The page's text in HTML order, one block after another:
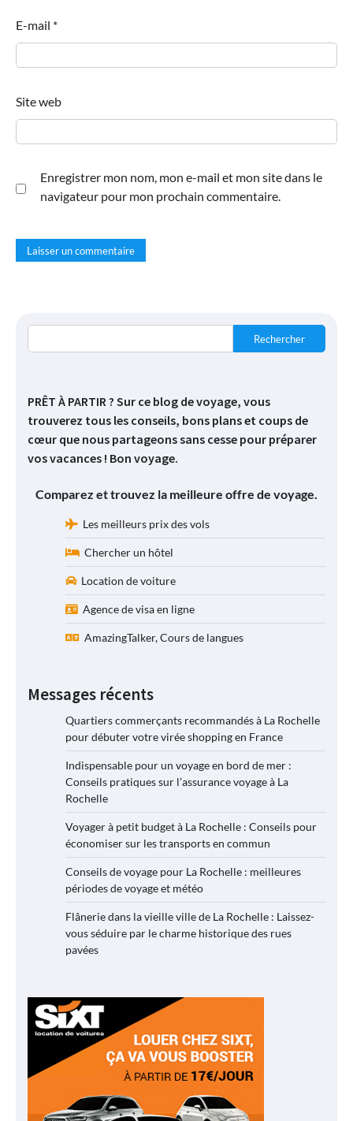
E-mail *
Site web
Enregistrer mon nom, mon e-mail et mon site dans le
navigateur pour mon prochain commentaire.
Rechercher
PRÊT À PARTIR ? Sur ce blog de voyage, vous
trouverez tous les conseils, bons plans et coups de
cœur que nous partageons sans cesse pour préparer
vos vacances ! Bon voyage.
Comparez et trouvez la meilleure offre de voyage.
Les meilleurs prix des vols
Chercher un hôtel
Location de voiture
Agence de visa en ligne
AmazingTalker, Cours de langues
Messages récents
Quartiers commerçants recommandés à La Rochelle
pour débuter votre virée shopping en France
Indispensable pour un voyage en bord de mer :
Conseils pratiques sur l’assurance voyage à La
Rochelle
Voyager à petit budget à La Rochelle : Conseils pour
économiser sur les transports en commun
Conseils de voyage pour La Rochelle : meilleures
périodes de voyage et météo
Flânerie dans la vieille ville de La Rochelle : Laissez-
vous séduire par le charme historique des rues
pavées